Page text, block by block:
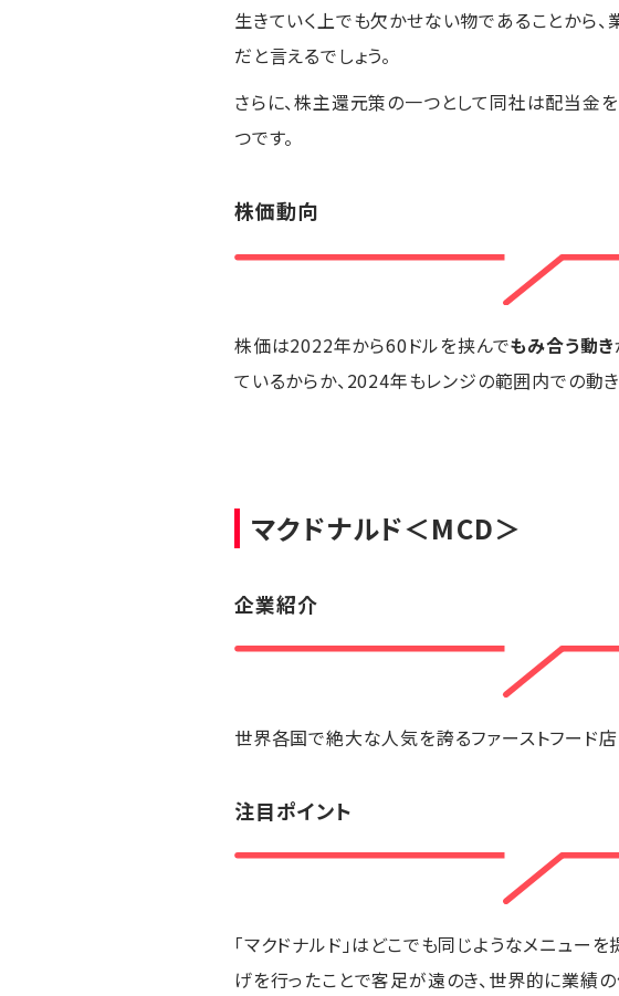
生きていく上でも欠かせない物であることから
だと言えるでしょう。
さらに、株主還元策の一つとして同社は配当金を
つです。
株価動向
株価は2022年から60ドルを挟んでもみ合う動き
ているからか、2024年もレンジの範囲内での動き
マクドナルド＜MCD＞
企業紹介
世界各国で絶大な人気を誇るファーストフード店
注目ポイント
「マクドナルド」はどこでも同じようなメニュ
げを行ったことで客足が遠のき、世界的に業績